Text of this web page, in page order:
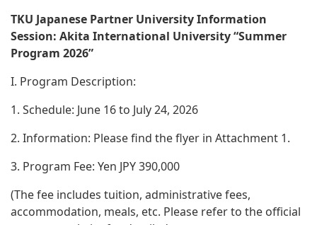
TKU Japanese Partner University Information
Session: Akita International University “Summer
Program 2026”
I. Program Description:
1. Schedule: June 16 to July 24, 2026
2. Information: Please find the flyer in Attachment 1.
3. Program Fee: Yen JPY 390,000
(The fee includes tuition, administrative fees,
accommodation, meals, etc. Please refer to the official